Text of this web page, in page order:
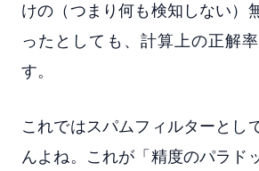
けの（つまり何も検知しない）
ったとしても、計算上の正解
す。
これではスパムフィルターとし
んよね。これが「精度のパラド